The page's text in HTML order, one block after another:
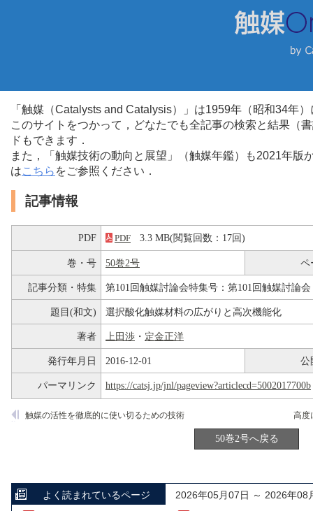
「触媒（Catalysts and Catalysis）」は1959年（昭和34年
このサイトをつかって，どなたでも全記事の検索と結果（
ドもできます．
また，「触媒技術の動向と展望」（触媒年鑑）も2021年
はこちら をご参照ください．
記事情報
PDF PDF 3.3 MB(閲覧回数：17回)
巻・号 50巻2号 ペ
記事分類・特集 第101回触媒討論会特集号：第101回触媒討論会
題目(和文) 選択酸化触媒材料の広がりと高次機能化
著者 上田渉 ・ 定金正洋
発行年月日 2016-12-01 公
パーマリンク https://catsj.jp/jnl/pageview?articlecd=5002017700b
触媒の活性を徹底的に使い切るための技術
50巻2号へ戻る
よく読まれているページ 2026年05月07日 ～ 2026年08